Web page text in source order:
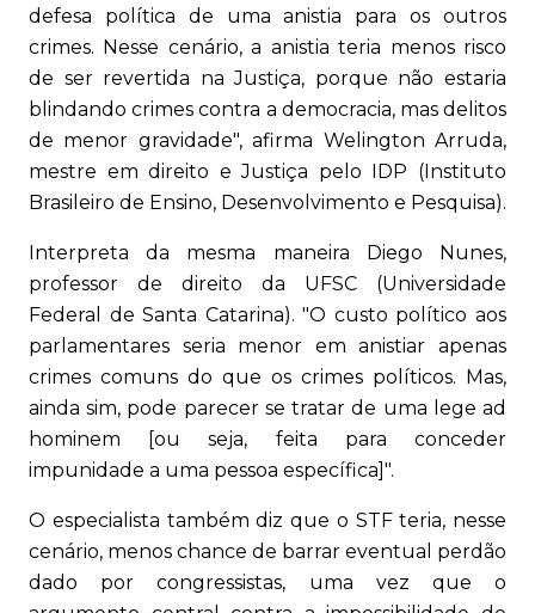
defesa política de uma anistia para os outros
crimes. Nesse cenário, a anistia teria menos risco
de ser revertida na Justiça, porque não estaria
blindando crimes contra a democracia, mas delitos
de menor gravidade", afirma Welington Arruda,
mestre em direito e Justiça pelo IDP (Instituto
Brasileiro de Ensino, Desenvolvimento e Pesquisa).
Interpreta da mesma maneira Diego Nunes,
professor de direito da UFSC (Universidade
Federal de Santa Catarina). "O custo político aos
parlamentares seria menor em anistiar apenas
crimes comuns do que os crimes políticos. Mas,
ainda sim, pode parecer se tratar de uma lege ad
hominem [ou seja, feita para conceder
impunidade a uma pessoa específica]".
O especialista também diz que o STF teria, nesse
cenário, menos chance de barrar eventual perdão
dado por congressistas, uma vez que o